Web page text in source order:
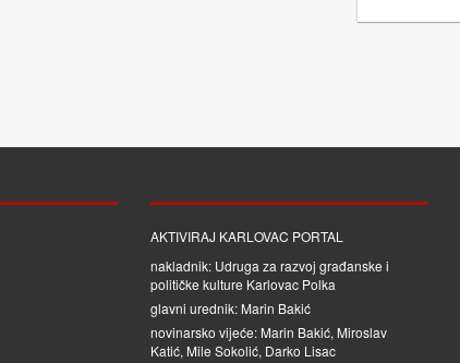
AKTIVIRAJ KARLOVAC PORTAL
nakladnik: Udruga za razvoj građanske i
političke kulture Karlovac Polka
glavni urednik: Marin Bakić
novinarsko vijeće: Marin Bakić, Miroslav
Katić, Mile Sokolić, Darko Lisac